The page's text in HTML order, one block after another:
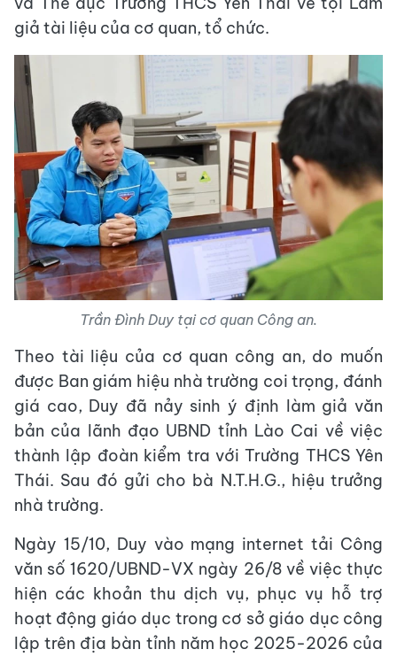
giả tài liệu của cơ quan, tổ chức.
Trần Đình Duy tại cơ quan Công an.
Theo tài liệu của cơ quan công an, do muốn
được Ban giám hiệu nhà trường coi trọng, đánh
giá cao, Duy đã nảy sinh ý định làm giả văn
bản của lãnh đạo UBND tỉnh Lào Cai về việc
thành lập đoàn kiểm tra với Trường THCS Yên
Thái. Sau đó gửi cho bà N.T.H.G., hiệu trưởng
nhà trường.
Ngày 15/10, Duy vào mạng internet tải Công
văn số 1620/UBND-VX ngày 26/8 về việc thực
hiện các khoản thu dịch vụ, phục vụ hỗ trợ
hoạt động giáo dục trong cơ sở giáo dục công
lập trên địa bàn tỉnh năm học 2025-2026 của